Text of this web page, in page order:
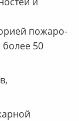
пожаро-
более 50